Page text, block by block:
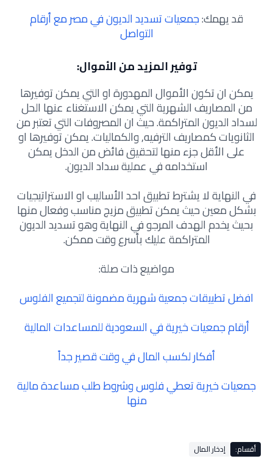
قد يهمك:جمعيات تسديد الديون في مصر مع أرقام
التواصل
توفير المزيد من الأموال:
يمكن ان تكون الأموال المهدورة او التي يمكن توفيرها
من المصاريف الشهرية التي يمكن الاستغناء عنها الحل
لسداد الديون المتراكمة. حيث ان المصروفات التي تعتبر من
الثانويات كمصاريف الترفيه, والكماليات. يمكن توفيرها او
على الأقل جزء منها لتحقيق فائض من الدخل يمكن
استخدامه في عملية سداد الديون.
في النهاية لا يشترط تطبيق احد الأساليب او الاستراتيجيات
بشكل معين حيث يمكن تطبيق مزيج مناسب وفعال منها
بحيث يخدم الهدف المرجو في النهاية وهو تسديد الديون
المتراكمة عليك بأسرع وقت ممكن.
مواضيع ذات صلة:
افضل تطبيقات جمعية شهرية مضمونة لتجميع الفلوس
أرقام جمعيات خيرية في السعودية للمساعدات المالية
أفكار لكسب المال في وقت قصير جداً
جمعيات خيرية تعطي فلوس وشروط طلب مساعدة مالية
منها
أقسام: إدخار المال